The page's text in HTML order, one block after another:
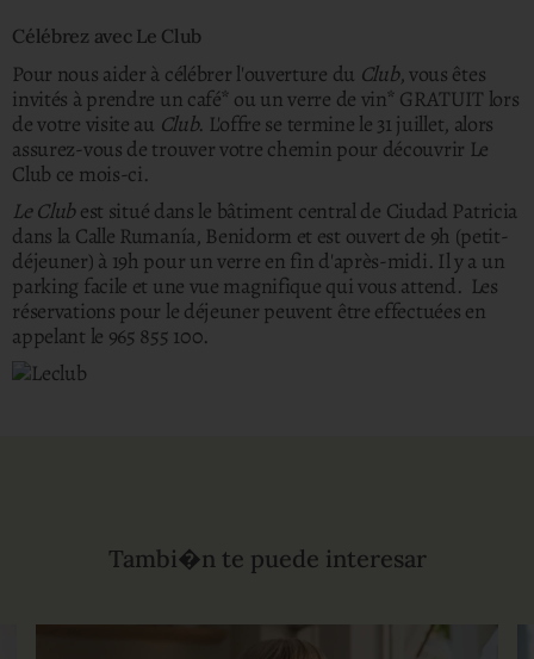
Célébrez avec Le Club
Pour nous aider à célébrer l'ouverture du Club, vous êtes
invités à prendre un café* ou un verre de vin* GRATUIT lors
de votre visite au Club. L'offre se termine le 31 juillet, alors
assurez-vous de trouver votre chemin pour découvrir Le
Club ce mois-ci.
Le Clubest situé dans le bâtiment central de Ciudad Patricia
dans la Calle Rumanía, Benidorm et est ouvert de 9h (petit-
déjeuner) à 19h pour un verre en fin d'après-midi. Il y a un
parking facile et une vue magnifique qui vous attend. Les
réservations pour le déjeuner peuvent être effectuées en
appelant le 965 855 100.
Tambi�n te puede interesar